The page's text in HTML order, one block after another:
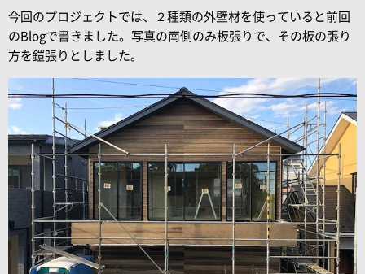
今回のプロジェクトでは、２種類の外壁材を使っていると前回
のBlogで書きました。写真の南側のみ板張りで、その板の張り
方を鎧張りとしました。